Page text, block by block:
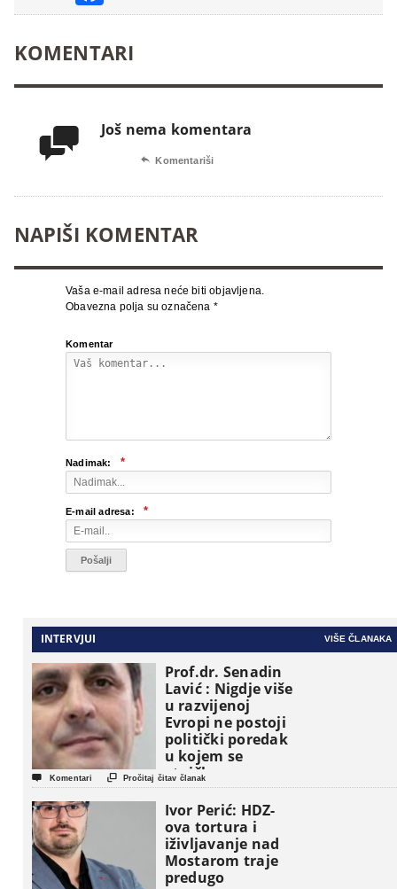
KOMENTARI
 Još nema komentara
 Komentariši
NAPIŠI KOMENTAR
Vaša e-mail adresa neće biti objavljena.
Obavezna polja su označena *
Komentar
Nadimak: *
E-mail adresa: *
INTERVJUI VIŠE ČLANAKA
Prof.dr. Senadin
Lavić : Nigdje više
u razvijenoj
Evropi ne postoji
politički poredak
u kojem se
etničke grupe
pojavljuju kao
osnovne
političke jedinice
 Komentari  Pročitaj čitav članak
Ivor Perić: HDZ-
ova tortura i
iživljavanje nad
Mostarom traje
predugo